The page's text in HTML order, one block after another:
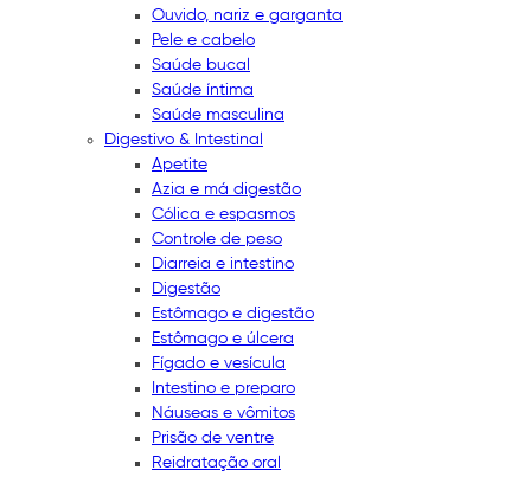
Ouvido, nariz e garganta
Pele e cabelo
Saúde bucal
Saúde íntima
Saúde masculina
Digestivo & Intestinal
Apetite
Azia e má digestão
Cólica e espasmos
Controle de peso
Diarreia e intestino
Digestão
Estômago e digestão
Estômago e úlcera
Fígado e vesícula
Intestino e preparo
Náuseas e vômitos
Prisão de ventre
Reidratação oral